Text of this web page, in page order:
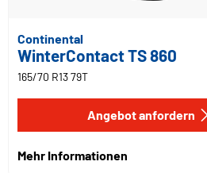
Continental
WinterContact TS 860
165/70 R13 79T
Angebot anfordern
Mehr Informationen